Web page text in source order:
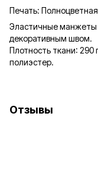
Печать:
Эластичные манжеты
декоративным швом.
Плотность ткани: 290
полиэстер.
Отзывы